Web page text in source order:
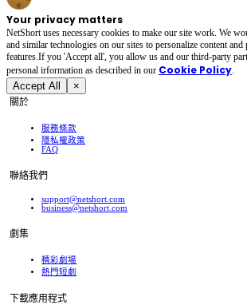
Your privacy matters
NetShort uses necessary cookies to make our site work. We
and similar technologies on our sites to personalize content
features.If you 'Accept all', you allow us and our third-party
personal irformation as described in our Cookie Policy.
Accept All ×
關於
服務條款
隱私權政策
FAQ
聯絡我們
support@netshort.com
business@netshort.com
劇集
精彩劇場
熱門短劇
下載應用程式